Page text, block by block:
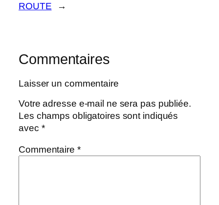
ROUTE
→
Commentaires
Laisser un commentaire
Votre adresse e-mail ne sera pas publiée.
Les champs obligatoires sont indiqués
avec *
Commentaire *